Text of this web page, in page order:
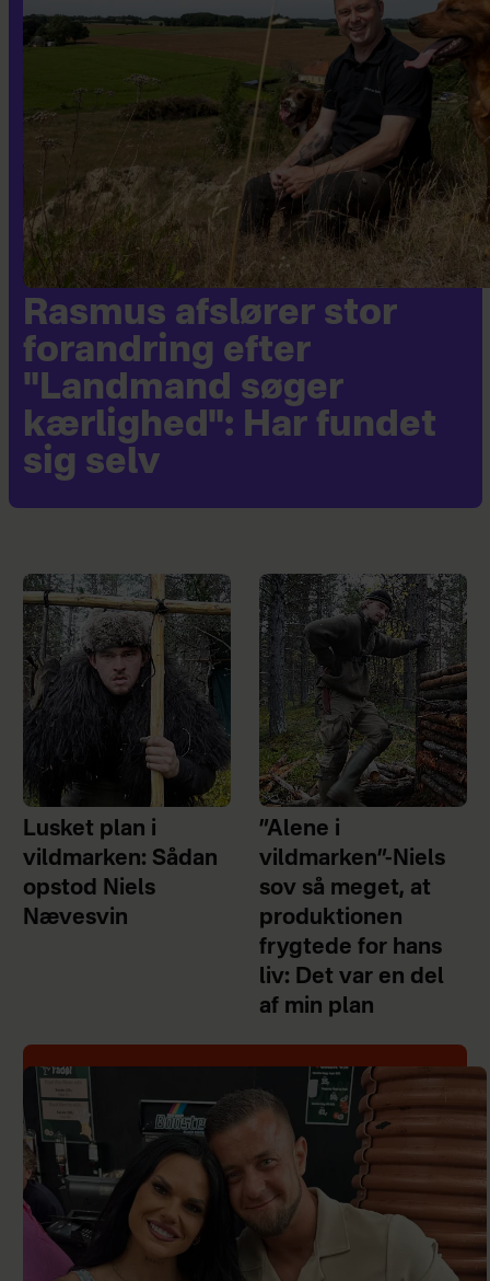
Rasmus afslører stor
forandring efter
"Landmand søger
kærlighed": Har fundet
sig selv
Lusket plan i
vildmarken: Sådan
opstod Niels
Nævesvin
”Alene i
vildmarken”-Niels
sov så meget, at
produktionen
frygtede for hans
liv: Det var en del
af min plan